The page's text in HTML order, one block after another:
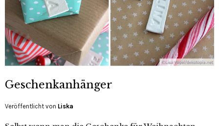
Geschenkanhänger
Veröffentlicht von Liska